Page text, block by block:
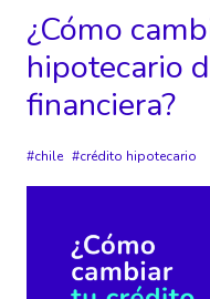
¿Cómo
hipotecario
financiera?
chile crédito hipotecario